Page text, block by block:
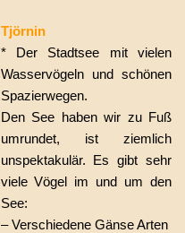
Tjörnin
* Der Stadtsee mit vielen
Wasservögeln und schönen
Spazierwegen.
Den See haben wir zu Fuß
umrundet, ist ziemlich
unspektakulär. Es gibt sehr
viele Vögel im und um den
See:
– Verschiedene Gänse Arten